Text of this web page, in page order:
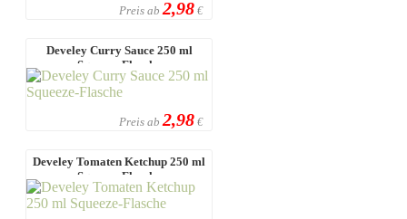
Preis ab 2,98 €
Develey Curry Sauce 250 ml
Squeeze-Flasche
Preis ab 2,98 €
Develey Tomaten Ketchup 250 ml
Squeeze-Flasche